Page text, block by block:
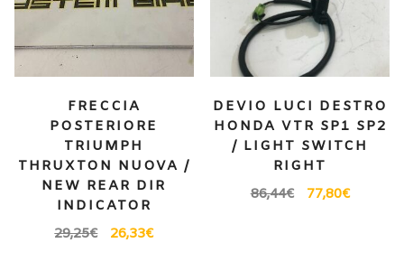
FRECCIA
POSTERIORE
TRIUMPH
THRUXTON NUOVA /
NEW REAR DIR
INDICATOR
29,25€ 26,33€
DEVIO LUCI DESTRO
HONDA VTR SP1 SP2
/ LIGHT SWITCH
RIGHT
86,44€ 77,80€